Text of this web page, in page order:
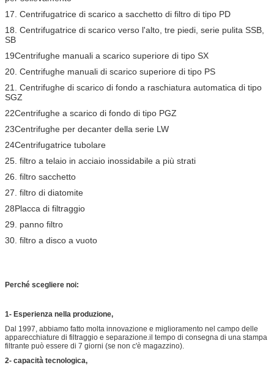
17. Centrifugatrice di scarico a sacchetto di filtro di tipo PD
18. Centrifugatrice di scarico verso l'alto, tre piedi, serie pulita SSB,
SB
19Centrifughe manuali a scarico superiore di tipo SX
20. Centrifughe manuali di scarico superiore di tipo PS
21. Centrifughe di scarico di fondo a raschiatura automatica di tipo
SGZ
22Centrifughe a scarico di fondo di tipo PGZ
23Centrifughe per decanter della serie LW
24Centrifugatrice tubolare
25. filtro a telaio in acciaio inossidabile a più strati
26. filtro sacchetto
27. filtro di diatomite
28Placca di filtraggio
29. panno filtro
30. filtro a disco a vuoto
Perché scegliere noi:
1- Esperienza nella produzione,
Dal 1997, abbiamo fatto molta innovazione e miglioramento nel campo delle
apparecchiature di filtraggio e separazione.il tempo di consegna di una stampa
filtrante può essere di 7 giorni (se non c'è magazzino).
2- capacità tecnologica,